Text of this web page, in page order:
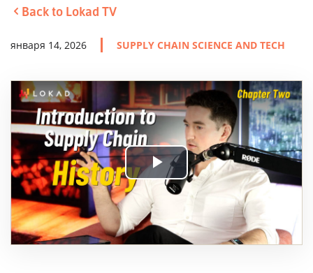
Back to Lokad TV
января 14, 2026 SUPPLY CHAIN SCIENCE AND TECH
Play
Video